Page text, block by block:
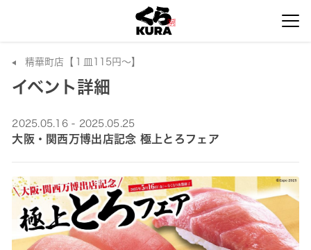
精華町店【１皿115円～】
イベント詳細
2025.05.16 - 2025.05.25
大阪・関西万博出店記念 極上とろフェア